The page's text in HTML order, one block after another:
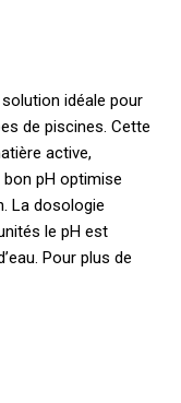
idéale pour
de piscines. Cette
active,
bon pH optimise
La dosologie
le pH est
Pour plus de